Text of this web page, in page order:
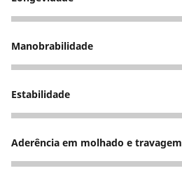
5
Manobrabilidade
5
Estabilidade
5
Aderência em molhado e travagem
5